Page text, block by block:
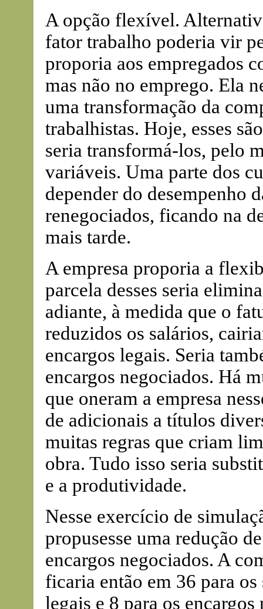
A opção flexível.
fator trabalho poderia vir
proporia aos empregados
mas não no emprego. Ela
uma transformação da
trabalhistas. Hoje, esses
seria transformá-los, pelo
variáveis. Uma parte dos
depender do desempenho
renegociados, ficando na
mais tarde.
A empresa proporia a
parcela desses seria
adiante, à medida que o
reduzidos os salários,
encargos legais. Seria
encargos negociados. Há
que oneram a empresa
de adicionais a títulos
muitas regras que criam
obra. Tudo isso seria
e a produtividade.
Nesse exercício de
propusesse uma redução
encargos negociados. A
ficaria então em 36 para
legais e 8 para os